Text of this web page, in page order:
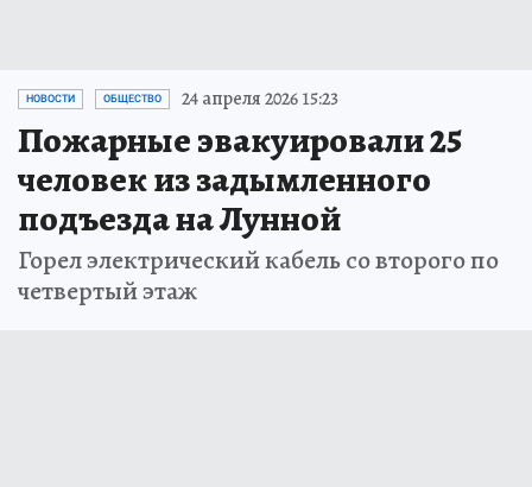
НОВОСТИ ОБЩЕСТВО 24 апреля 2026 15:23
Пожарные эвакуировали 25
человек из задымленного
подъезда на Лунной
Горел электрический кабель со второго по
четвертый этаж